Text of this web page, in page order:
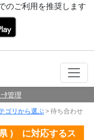
のご利用を推奨します
ﾀ管理
ゴリから選ぶ> 待ち合わせ
県 ) に対応するス